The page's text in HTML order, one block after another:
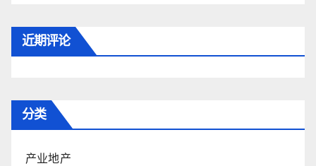
近期评论
分类
产业地产